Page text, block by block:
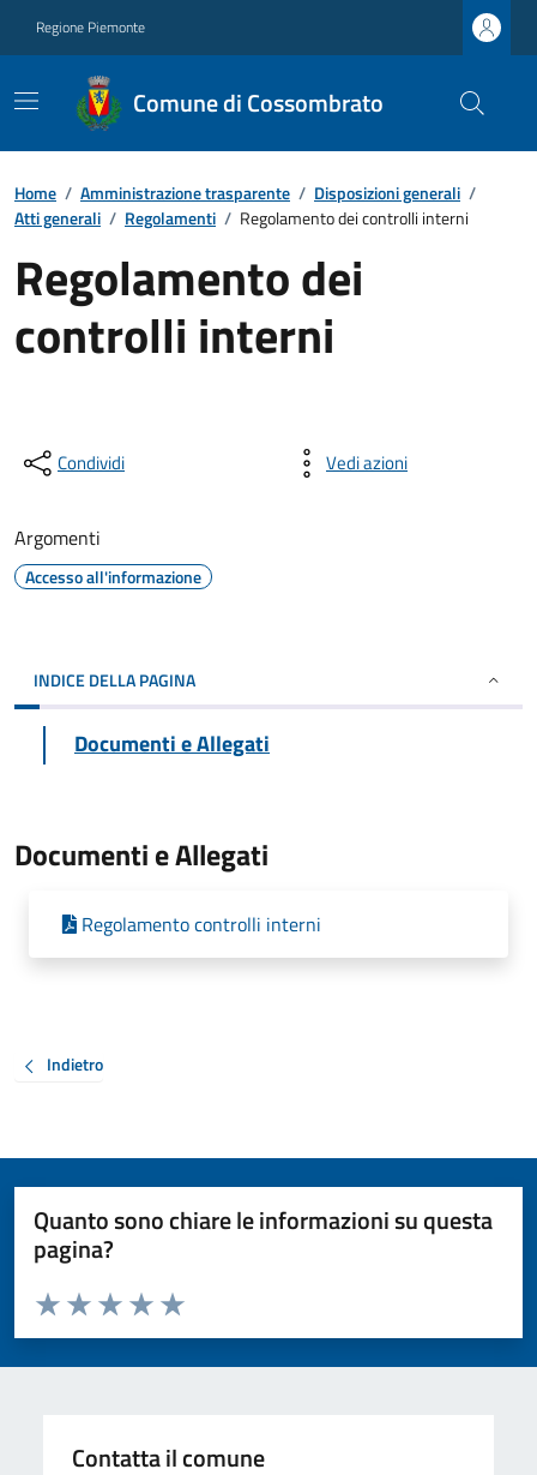
Regione Piemonte
Comune di Cossombrato
Home / Amministrazione trasparente / Disposizioni generali /
Atti generali / Regolamenti / Regolamento dei controlli interni
Regolamento dei
controlli interni
Condividi Vedi azioni
Argomenti
Accesso all'informazione
INDICE DELLA PAGINA
Documenti e Allegati
Documenti e Allegati
Regolamento controlli interni
Indietro
Quanto sono chiare le informazioni su questa
pagina?
Valuta da 1 a 5 stelle la pagina
Valuta 5 stelle su 5
Valuta 4 stelle su 5
Valuta 3 stelle su 5
Valuta 2 stelle su 5
Valuta 1 stelle su 5
Contatta il comune